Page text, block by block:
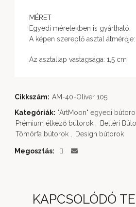
MÉRET
Egyedi méretekben is gyártható.
A képen szereplő asztal
Az asztallap vastagsága: 1,5 cm
Cikkszám: AM-40-Oliver 105
Kategóriák: "ArtMoon" egyedi
Prémium étkező bútorok
Beltéri
Tömörfa bútorok
Design bútorok
Megosztás
KAPCSOLÓDÓ